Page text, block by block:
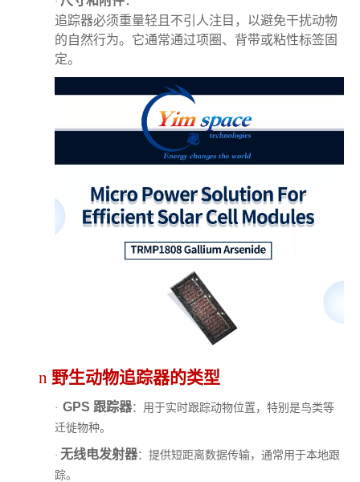
追踪器必须重量轻且不引人注目，以避免干扰动物
的自然行为。它通常通过项圈、背带或粘性标签固
定。
n 野生动物追踪器的类型
· GPS 跟踪器：用于实时跟踪动物位置，特别是鸟类等
迁徙物种。
· 无线电发射器：提供短距离数据传输，通常用于本地跟
踪。